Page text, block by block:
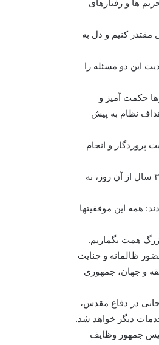
ها و رفتارهای
مقتدر کنیم و دل به
این دو مسئله را
حکمت آمیز و
نظام به پیش
پروردگار و انجام
رهبر انقلاب خاطرنشان کردند: برخی دشمنان از روز اول پیروزی انقلاب به صراحت، نابودی انقلاب و محو نظام اسلامی را هدف خود اعلام کردند اما با گذشت ۳۴ سال از آن روز، نه
همه این موفقیتها
همت بگماریم.
ظالمانه و جنایت
منطقه و جهان، جمهوری
در دفاع مقدس،
دیگر خواهد شد.
جمهور وظایف